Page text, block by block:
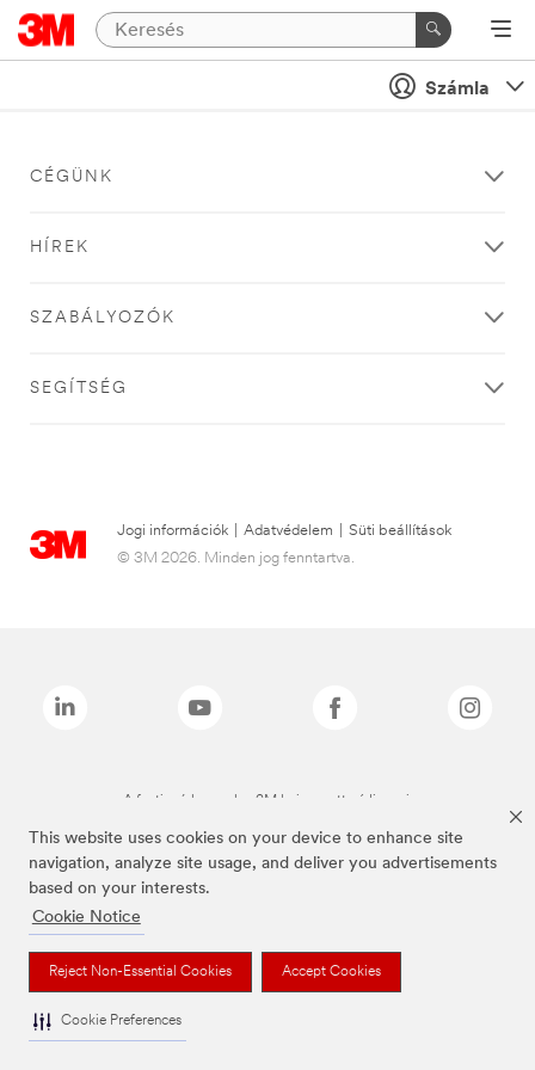
This website uses cookies on your device to enhance site
navigation, analyze site usage, and deliver you advertisements
based on your interests.
Cookie Notice
Reject Non-Essential Cookies Accept Cookies
Cookie Preferences
Számla
CÉGÜNK
HÍREK
SZABÁLYOZÓK
SEGÍTSÉG
Jogi információk Adatvédelem
Süti beállítások
© 3M 2026. Minden jog fenntartva.
A fenti márkanevek a 3M bejegyzett védjegyei.